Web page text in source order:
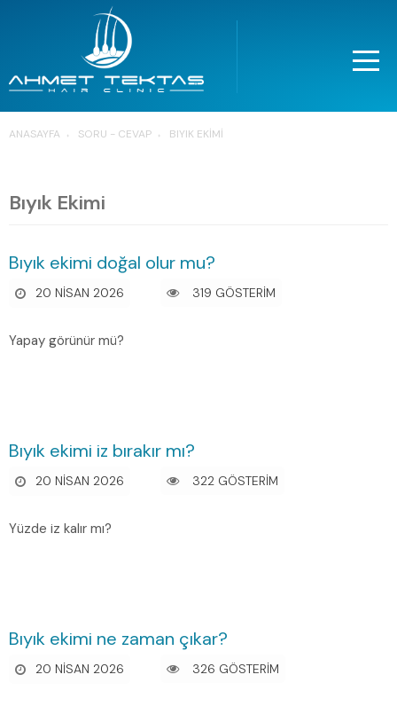
ANASAYFA SORU - CEVAP BIYIK EKIMI
Bıyık Ekimi
Bıyık ekimi doğal olur mu?
20 NISAN 2026 319 GÖSTERİM
Yapay görünür mü?
Bıyık ekimi iz bırakır mı?
20 NISAN 2026 322 GÖSTERİM
Yüzde iz kalır mı?
Bıyık ekimi ne zaman çıkar?
20 NISAN 2026 326 GÖSTERİM